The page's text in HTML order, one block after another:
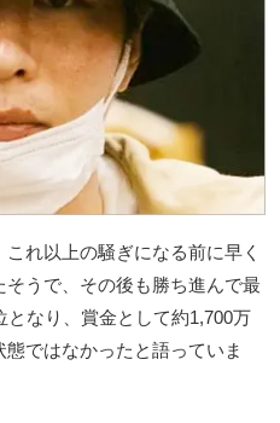
れ以上の騒ぎになる前に早く
うで、その後も勝ち進んで最
なり、賞金として約1,700万
ではなかったと語っていま